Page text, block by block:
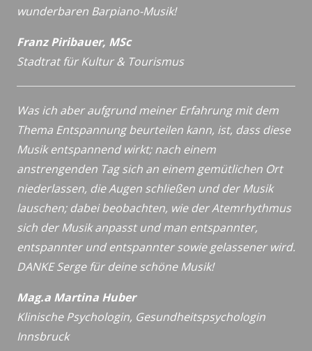
wunderbaren Barpiano-Musik!
Franz Piribauer, MSc
Stadtrat für Kultur & Tourismus
Was ich aber aufgrund meiner Erfahrung mit dem
Thema Entspannung beurteilen kann, ist, dass diese
Musik entspannend wirkt; nach einem
anstrengenden Tag sich an einem gemütlichen Ort
niederlassen, die Augen schließen und der Musik
lauschen; dabei beobachten, wie der Atemrhythmus
sich der Musik anpasst und man entspannter,
entspannter und entspannter sowie gelassener wird.
DANKE Serge für deine schöne Musik!
Mag.a Martina Huber
Klinische Psychologin, Gesundheitspsychologin
Innsbruck